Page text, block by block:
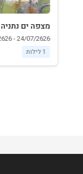
מצפה ים נתניה
24/07/2626 - 01/08/2626
1 לילות